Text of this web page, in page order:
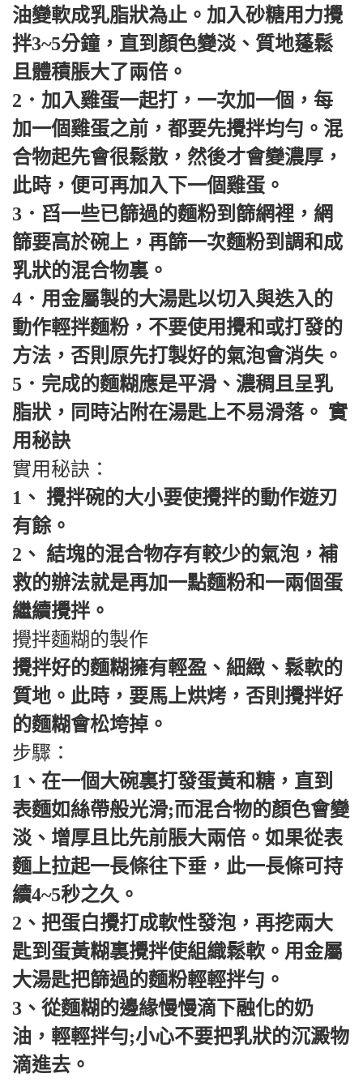
油變軟成乳脂狀為止。加入砂糖用力攪
拌3~5分鐘，直到顏色變淡、質地蓬鬆
且體積脹大了兩倍。
2．加入雞蛋一起打，一次加一個，每
加一個雞蛋之前，都要先攪拌均勻。混
合物起先會很鬆散，然後才會變濃厚，
此時，便可再加入下一個雞蛋。
3．舀一些已篩過的麵粉到篩網裡，網
篩要高於碗上，再篩一次麵粉到調和成
乳狀的混合物裏。
4．用金屬製的大湯匙以切入與迭入的
動作輕拌麵粉，不要使用攪和或打發的
方法，否則原先打製好的氣泡會消失。
5．完成的麵糊應是平滑、濃稠且呈乳
脂狀，同時沾附在湯匙上不易滑落。 實
用秘訣
實用秘訣：
1、 攪拌碗的大小要使攪拌的動作遊刃
有餘。
2、 結塊的混合物存有較少的氣泡，補
救的辦法就是再加一點麵粉和一兩個蛋
繼續攪拌。
攪拌麵糊的製作
攪拌好的麵糊擁有輕盈、細緻、鬆軟的
質地。此時，要馬上烘烤，否則攪拌好
的麵糊會松垮掉。
步驟：
1、在一個大碗裏打發蛋黃和糖，直到
表麵如絲帶般光滑;而混合物的顏色會變
淡、增厚且比先前脹大兩倍。如果從表
麵上拉起一長條往下垂，此一長條可持
續4~5秒之久。
2、把蛋白攪打成軟性發泡，再挖兩大
匙到蛋黃糊裏攪拌使組織鬆軟。用金屬
大湯匙把篩過的麵粉輕輕拌勻。
3、從麵糊的邊緣慢慢滴下融化的奶
油，輕輕拌勻;小心不要把乳狀的沉澱物
滴進去。